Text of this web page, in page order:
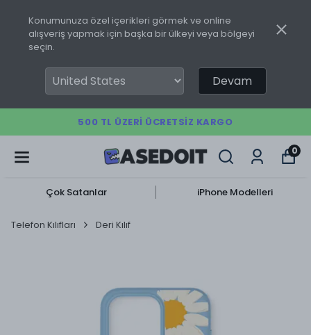
Konumunuza özel içerikleri görmek ve online
alışveriş yapmak için başka bir ülkeyi veya bölgeyi
seçin.
Devam
500 TL ÜZERI ÜCRETSIZ KARGO
0
Çok Satanlar iPhone Modelleri
Telefon Kılıfları Deri Kılıf